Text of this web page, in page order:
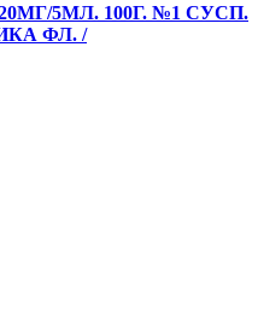
5МЛ. 100Г. №1 СУСП.
ФЛ. /